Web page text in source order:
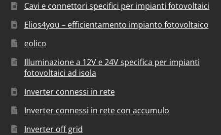
Cavi e connettori specifici per impianti fotovoltaici
Elios4you – efficientamento impianto fotovoltaico
eolico
Illuminazione a 12V e 24V specifica per impianti
fotovoltaici ad isola
Inverter connessi in rete
Inverter connessi in rete con accumulo
Inverter off grid